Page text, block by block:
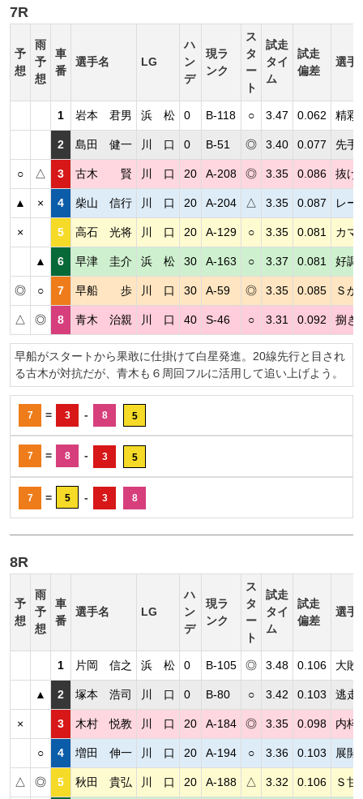
7R
予
想
雨
予
想
車
番
選手名 LG
ハ
ン
デ
現ラ
ンク
ス
タ
ー
ト
試走
タイ
ム
試走
偏差
選手
1 岩本 君男 浜 松 0 B-118 ○ 3.47 0.062 精彩
2 島田 健一 川 口 0 B-51 ◎ 3.40 0.077 先手
○ △ 3 古木 賢 川 口 20 A-208 ◎ 3.35 0.086 抜け
▲ × 4 柴山 信行 川 口 20 A-204 △ 3.35 0.087 レー
× 5 高石 光将 川 口 20 A-129 ○ 3.35 0.081 カマ
▲ 6 早津 圭介 浜 松 30 A-163 ○ 3.37 0.081 好調
◎ ○ 7 早船 歩 川 口 30 A-59 ◎ 3.35 0.085 Ｓか
△ ◎ 8 青木 治親 川 口 40 S-46 ○ 3.31 0.092 捌き
早船がスタートから果敢に仕掛けて白星発進。20線先行と目され
る古木が対抗だが、青木も６周回フルに活用して追い上げよう。
7 = 3 - 8 5
7 = 8 - 3 5
7 = 5 - 3 8
8R
予
想
雨
予
想
車
番
選手名 LG
ハ
ン
デ
現ラ
ンク
ス
タ
ー
ト
試走
タイ
ム
試走
偏差
選手
1 片岡 信之 浜 松 0 B-105 ◎ 3.48 0.106 大敗
▲ 2 塚本 浩司 川 口 0 B-80 ○ 3.42 0.103 逃走
× 3 木村 悦教 川 口 20 A-184 ◎ 3.35 0.098 内枠
○ 4 増田 伸一 川 口 20 A-194 ○ 3.36 0.103 展開
△ ◎ 5 秋田 貴弘 川 口 20 A-188 △ 3.32 0.106 Ｓ甘